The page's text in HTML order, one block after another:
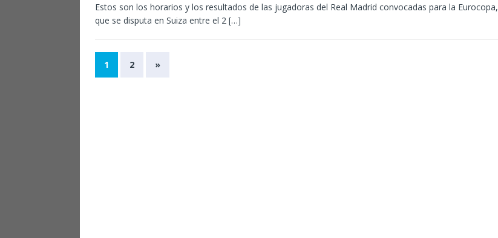
Estos son los horarios y los resultados de las jugadoras del Real Madrid convocadas para la Eurocopa,
que se disputa en Suiza entre el 2 […]
1 2 »